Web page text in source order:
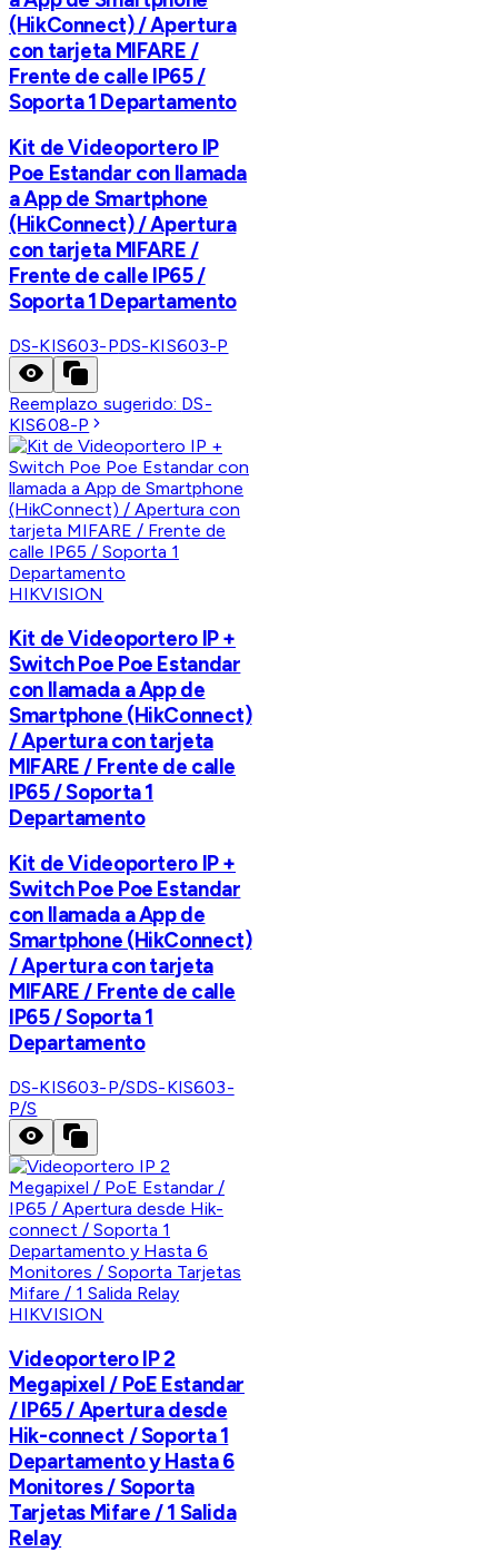
(HikConnect) / Apertura
con tarjeta MIFARE /
Frente de calle IP65 /
Soporta 1 Departamento
Kit de Videoportero IP
Poe Estandar con llamada
a App de Smartphone
(HikConnect) / Apertura
con tarjeta MIFARE /
Frente de calle IP65 /
Soporta 1 Departamento
DS-KIS603-PDS-KIS603-P
Reemplazo sugerido: DS-
KIS608-P
HIKVISION
Kit de Videoportero IP +
Switch Poe Poe Estandar
con llamada a App de
Smartphone (HikConnect)
/ Apertura con tarjeta
MIFARE / Frente de calle
IP65 / Soporta 1
Departamento
Kit de Videoportero IP +
Switch Poe Poe Estandar
con llamada a App de
Smartphone (HikConnect)
/ Apertura con tarjeta
MIFARE / Frente de calle
IP65 / Soporta 1
Departamento
DS-KIS603-P/SDS-KIS603-
P/S
HIKVISION
Videoportero IP 2
Megapixel / PoE Estandar
/ IP65 / Apertura desde
Hik-connect / Soporta 1
Departamento y Hasta 6
Monitores / Soporta
Tarjetas Mifare / 1 Salida
Relay